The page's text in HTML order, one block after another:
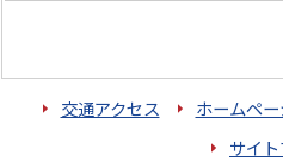
交通アクセス ホームペ
サイ